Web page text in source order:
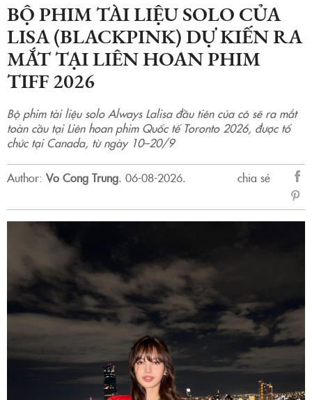
BỘ PHIM TÀI LIỆU SOLO CỦA
LISA (BLACKPINK) DỰ KIẾN RA
MẮT TẠI LIÊN HOAN PHIM
TIFF 2026
Bộ phim tài liệu solo Always Lalisa đầu tiên của cô sẽ ra mắt
toàn cầu tại Liên hoan phim Quốc tế Toronto 2026, được tổ
chức tại Canada, từ ngày 10–20/9
Author: Vo Cong Trung. 06-08-2026.
chia sẻ
sẻ